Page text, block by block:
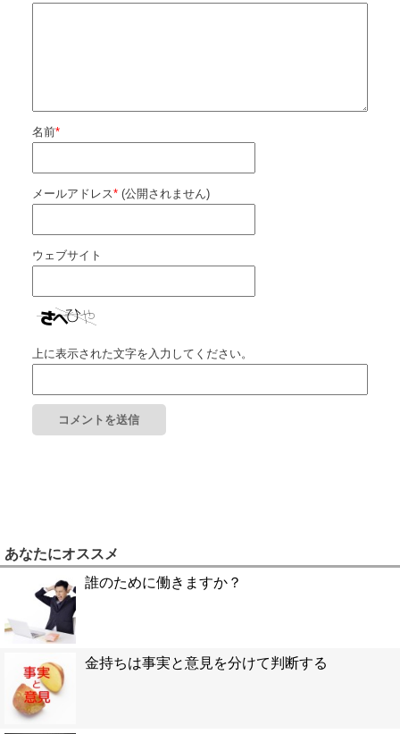
名前*
メールアドレス*(公開されません)
ウェブサイト
上に表示された文字を入力してください。
あなたにオススメ
誰のために働きますか？
金持ちは事実と意見を分けて判断する